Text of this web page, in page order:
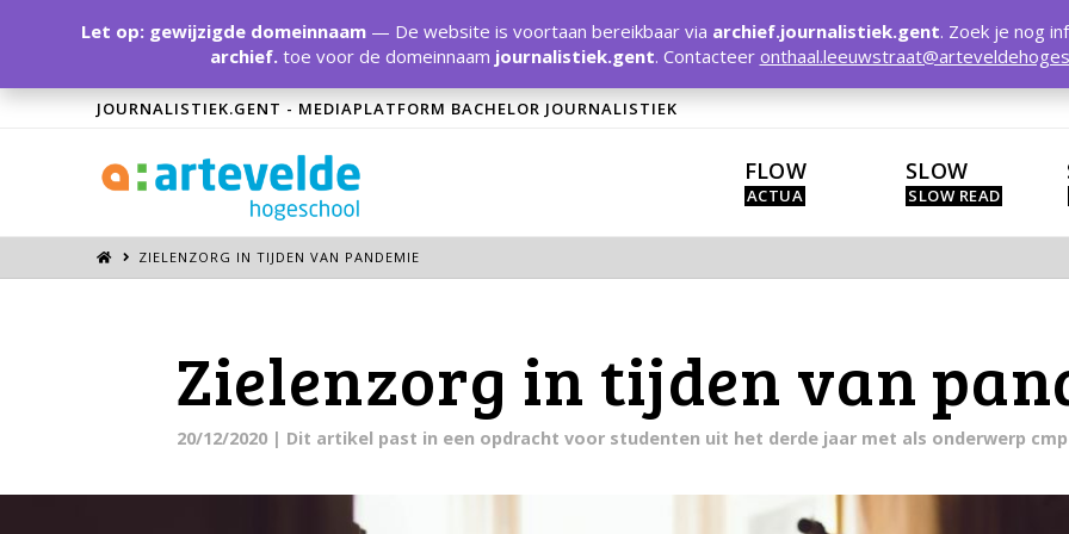
JOURNALISTIEK.GENT - MEDIAPLATFORM BACHELOR JOURNALISTIEK
FLOW SLOW
ZIELENZORG IN TIJDEN VAN PANDEMIE
Zielenzorg in tijden van
20/12/2020| Dit artikel past in een opdracht voor studenten uit het derde jaar met als onderwerp
Let op: gewijzigde domeinnaam— De website is voortaan bereikbaar via archief.journalistiek.gent. Zoek je nog
archief.toe voor de domeinnaam journalistiek.gent. Contacteer